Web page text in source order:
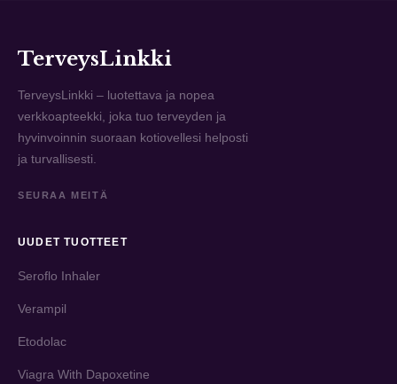
TerveysLinkki
TerveysLinkki – luotettava ja nopea
verkkoapteekki, joka tuo terveyden ja
hyvinvoinnin suoraan kotiovellesi helposti
ja turvallisesti.
SEURAA MEITÄ
UUDET TUOTTEET
Seroflo Inhaler
Verampil
Etodolac
Viagra With Dapoxetine